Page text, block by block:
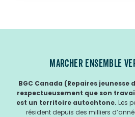
MARCHER ENSEMBLE
BGC Canada (Repaires
respectueusement que son
est un territoire autochtone. Les
résident depuis des milliers